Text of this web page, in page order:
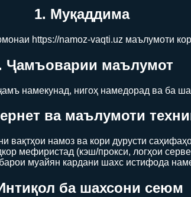
1. Муқаддима
https://namoz-vaqti.uz маълумоти
Ҷамъоварии маълумот
намекунад, нигоҳ намедорад ва ба
ва маълумоти
намоз ва кори дурусти
мефиристад (кэш/прокси, логҳои
муайян кардани шахс истифода
ба шахсони сеюм